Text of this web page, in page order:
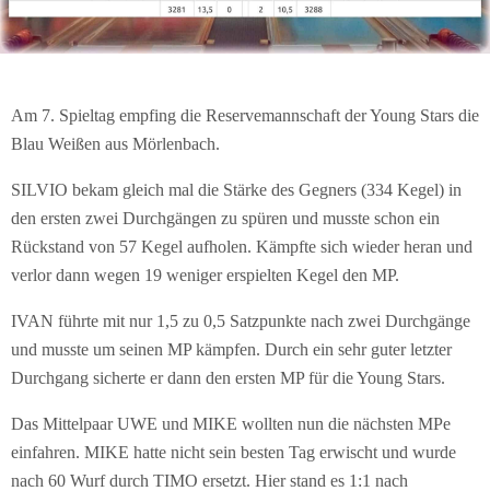
Am 7. Spieltag empfing die Reservemannschaft der Young Stars die
Blau Weißen aus Mörlenbach.
SILVIO bekam gleich mal die Stärke des Gegners (334 Kegel) in
den ersten zwei Durchgängen zu spüren und musste schon ein
Rückstand von 57 Kegel aufholen. Kämpfte sich wieder heran und
verlor dann wegen 19 weniger erspielten Kegel den MP.
IVAN führte mit nur 1,5 zu 0,5 Satzpunkte nach zwei Durchgänge
und musste um seinen MP kämpfen. Durch ein sehr guter letzter
Durchgang sicherte er dann den ersten MP für die Young Stars.
Das Mittelpaar UWE und MIKE wollten nun die nächsten MPe
einfahren. MIKE hatte nicht sein besten Tag erwischt und wurde
nach 60 Wurf durch TIMO ersetzt. Hier stand es 1:1 nach